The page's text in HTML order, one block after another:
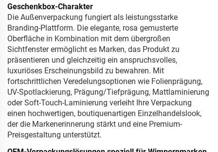
Geschenkbox-Charakter
Die Außenverpackung fungiert als leistungsstarke
Branding-Plattform. Die elegante, rosa gemusterte
Oberfläche in Kombination mit dem übergroßen
Sichtfenster ermöglicht es Marken, das Produkt zu
präsentieren und gleichzeitig ein anspruchsvolles,
luxuriöses Erscheinungsbild zu bewahren. Mit
fortschrittlichen Veredelungsoptionen wie Folienprägung,
UV-Spotlackierung, Prägung/Tiefprägung, Mattlaminierung
oder Soft-Touch-Laminierung verleiht Ihre Verpackung
einen hochwertigen, boutiquenartigen Einzelhandelslook,
der die Markenerinnerung stärkt und eine Premium-
Preisgestaltung unterstützt.